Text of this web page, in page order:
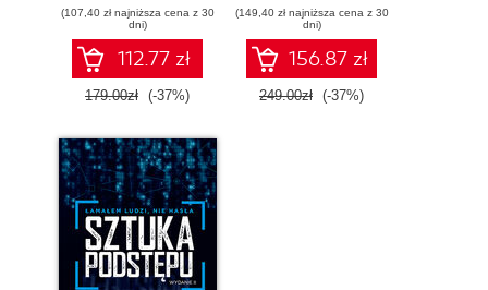
Wydanie III
(107,40 zł najniższa cena z 30
dni)
112.77 zł
179.00zł (-37%)
Cisco. Wydanie II
(149,40 zł najniższa cena z 30
dni)
156.87 zł
249.00zł (-37%)